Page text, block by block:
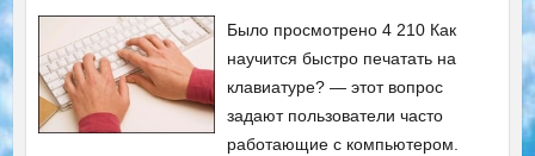
Было просмотрено 4 210 Как
научится быстро печатать на
клавиатуре? — этот вопрос
задают пользователи часто
работающие с компьютером.